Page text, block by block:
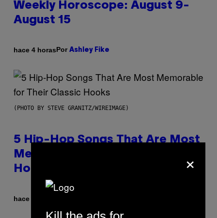
Weekly Horoscope: August 9-
August 15
hace 4 horasPor Ashley Fike
(PHOTO BY STEVE GRANITZ/WIREIMAGE)
5 Hip-Hop Songs That Are Most
Memorable for Their Classic
Hooks
hace 10 horas
×